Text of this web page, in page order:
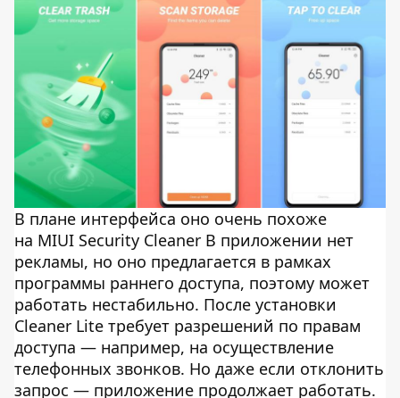
В плане интерфейса оно очень похоже
на MIUI Security Cleaner В приложении нет
рекламы, но оно предлагается в рамках
программы раннего доступа, поэтому может
работать нестабильно. После установки
Cleaner Lite требует разрешений по правам
доступа — например, на осуществление
телефонных звонков. Но даже если отклонить
запрос — приложение продолжает работать.